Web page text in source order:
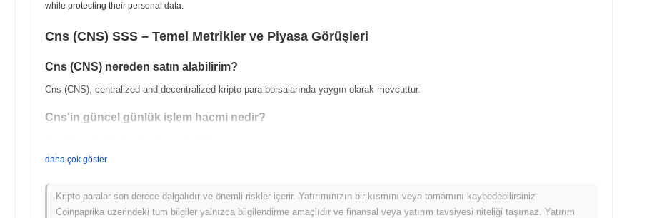
while protecting their personal data.
Cns (CNS) SSS – Temel Metrikler ve Piyasa Görüşleri
Cns (CNS) nereden satın alabilirim?
Cns (CNS), centralized and decentralized kripto para borsalarında yaygın olarak mevcuttur.
Cns'in güncel günlük işlem hacmi nedir?
Cns'in fiyat aralığı geçmişi nedir?
Tüm Zamanların En Yüksek Değeri (ATH):
₺ 0.010482
Tüm Zamanların En Düşük Değeri (ATL):
daha çok göster
Kripto paralar son derece dalgalıdır ve önemli riskler içerir. Yatırımınızın bir kısmını veya tamamını kaybedebilirsiniz.
Coinpaprika üzerindeki tüm bilgiler yalnızca bilgilendirme amaçlıdır ve finansal veya yatırım tavsiyesi niteliği taşımaz. Yatırım